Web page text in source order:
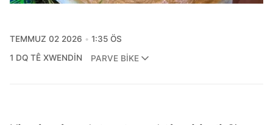
TEMMUZ 02 2026
1:35 ÖS
1 DQ TÊ XWENDIN
PARVE BIKE